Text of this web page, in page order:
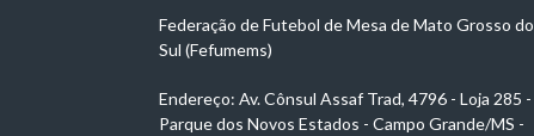
Federação de Futebol de Mesa de Mato Grosso do
Sul (Fefumems)
Endereço: Av. Cônsul Assaf Trad, 4796 - Loja 285 -
Parque dos Novos Estados - Campo Grande/MS -